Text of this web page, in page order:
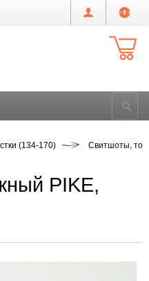
(134-170) Свитшоты,
PIKE,